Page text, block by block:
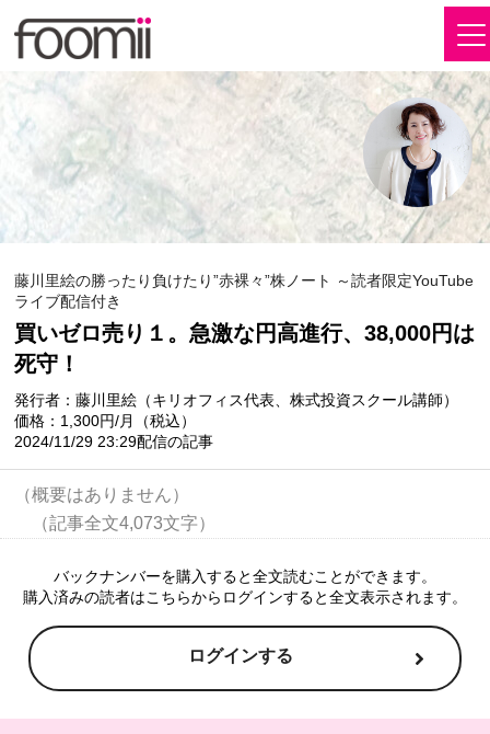
藤川里絵の勝ったり負けたり”赤裸々”株ノート ～読者限定YouTube
ライブ配信付き
買いゼロ売り１。急激な円高進行、38,000円は
死守！
発行者：藤川里絵（キリオフィス代表、株式投資スクール講師）
価格：1,300円/月（税込）
2024/11/29 23:29配信の記事
（概要はありません）
バックナンバーを購入すると全文読むことができます。
購入済みの読者はこちらからログインすると全文表示されます。
ログインする